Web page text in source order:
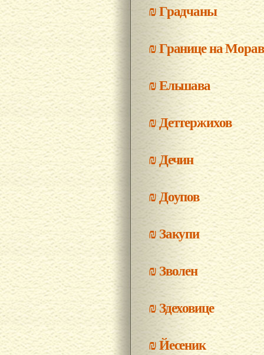
₪Градчаны
₪Границе на
₪Ельшава
₪Деттержихов
₪Дечин
₪Доупов
₪Закупи
₪Зволен
₪Здеховице
₪Йесеник